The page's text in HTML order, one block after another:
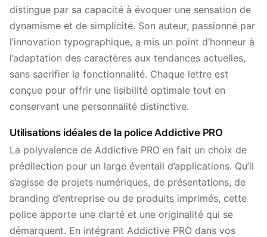
distingue par sa capacité à évoquer une sensation de
dynamisme et de simplicité. Son auteur, passionné par
l’innovation typographique, a mis un point d’honneur à
l’adaptation des caractères aux tendances actuelles,
sans sacrifier la fonctionnalité. Chaque lettre est
conçue pour offrir une lisibilité optimale tout en
conservant une personnalité distinctive.
Utilisations idéales de la police Addictive PRO
La polyvalence de Addictive PRO en fait un choix de
prédilection pour un large éventail d’applications. Qu’il
s’agisse de projets numériques, de présentations, de
branding d’entreprise ou de produits imprimés, cette
police apporte une clarté et une originalité qui se
démarquent. En intégrant Addictive PRO dans vos